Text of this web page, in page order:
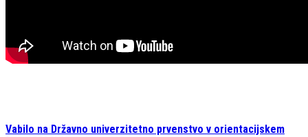
Vabilo na Državno univerzitetno prvenstvo v orientacijskem